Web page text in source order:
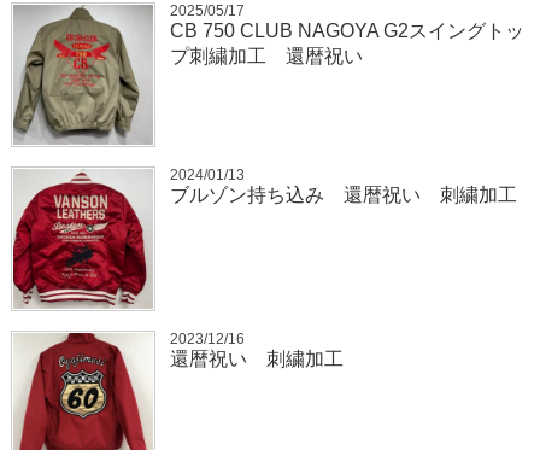
2025/05/17
CB 750 CLUB NAGOYA G2スイングトッ
プ刺繍加工 還暦祝い
2024/01/13
ブルゾン持ち込み 還暦祝い 刺繍加工
2023/12/16
還暦祝い 刺繍加工